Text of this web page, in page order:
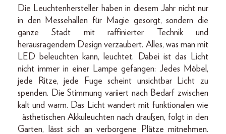
Die Leuchtenhersteller haben in diesem Jahr nicht nur
in den Messehallen für Magie gesorgt, sondern die
ganze Stadt mit raffinierter Technik und
herausragendem Design verzaubert. Alles, was man mit
LED beleuchten kann, leuchtet. Dabei ist das Licht
nicht immer in einer Lampe gefangen: Jedes Möbel,
jede Ritze, jede Fuge scheint unsichtbar Licht zu
spenden. Die Stimmung variiert nach Bedarf zwischen
kalt und warm. Das Licht wandert mit funktionalen wie
ästhetischen Akkuleuchten nach draußen, folgt in den
Garten, lässt sich an verborgene Plätze mitnehmen.